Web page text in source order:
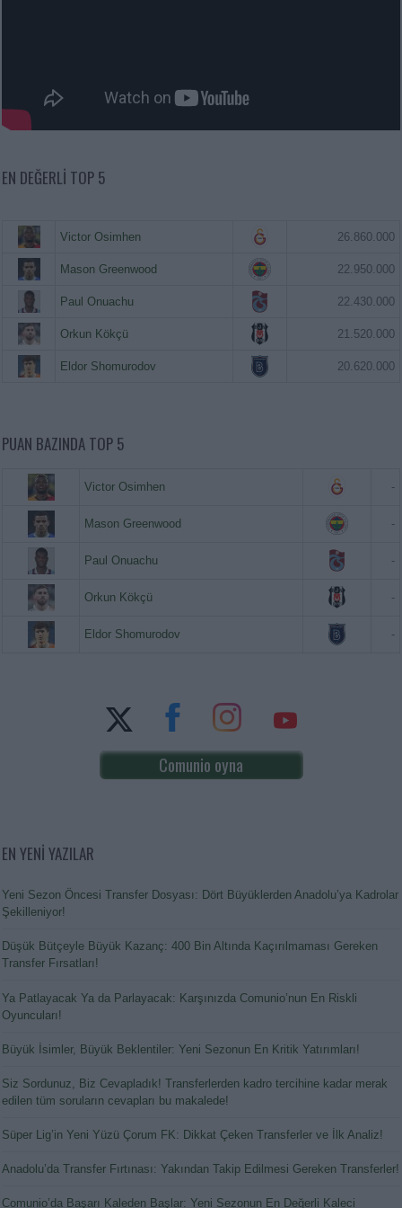
EN DEĞERLI TOP 5
Victor Osimhen 26.860.000
Mason Greenwood 22.950.000
Paul Onuachu 22.430.000
Orkun Kökçü 21.520.000
Eldor Shomurodov 20.620.000
PUAN BAZINDA TOP 5
Victor Osimhen -
Mason Greenwood -
Paul Onuachu -
Orkun Kökçü -
Eldor Shomurodov -
Comunio oyna
EN YENİ YAZILAR
Yeni Sezon Öncesi Transfer Dosyası: Dört Büyüklerden Anadolu’ya Kadrolar
Şekilleniyor!
Düşük Bütçeyle Büyük Kazanç: 400 Bin Altında Kaçırılmaması Gereken
Transfer Fırsatları!
Ya Patlayacak Ya da Parlayacak: Karşınızda Comunio’nun En Riskli
Oyuncuları!
Büyük İsimler, Büyük Beklentiler: Yeni Sezonun En Kritik Yatırımları!
Siz Sordunuz, Biz Cevapladık! Transferlerden kadro tercihine kadar merak
edilen tüm soruların cevapları bu makalede!
Süper Lig’in Yeni Yüzü Çorum FK: Dikkat Çeken Transferler ve İlk Analiz!
Anadolu’da Transfer Fırtınası: Yakından Takip Edilmesi Gereken Transferler!
Comunio’da Başarı Kaleden Başlar: Yeni Sezonun En Değerli Kaleci